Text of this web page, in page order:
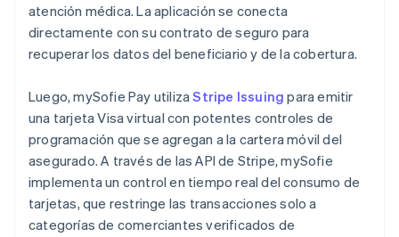
atención médica. La aplicación se conecta
directamente con su contrato de seguro para
recuperar los datos del beneficiario y de la cobertura.
Luego, mySofie Pay utilizaStripe Issuing para emitir
una tarjeta Visa virtual con potentes controles de
programación que se agregan a la cartera móvil del
asegurado. A través de las API de Stripe, mySofie
implementa un control en tiempo real del consumo de
tarjetas, que restringe las transacciones solo a
categorías de comerciantes verificados de